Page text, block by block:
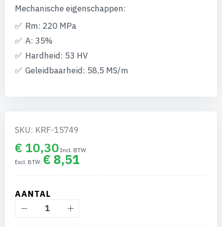
Mechanische eigenschappen:
Rm: 220 MPa
A: 35%
Hardheid: 53 HV
Geleidbaarheid: 58,5 MS/m
SKU: KRF-15749
€ 10,30
€ 8,51
AANTAL